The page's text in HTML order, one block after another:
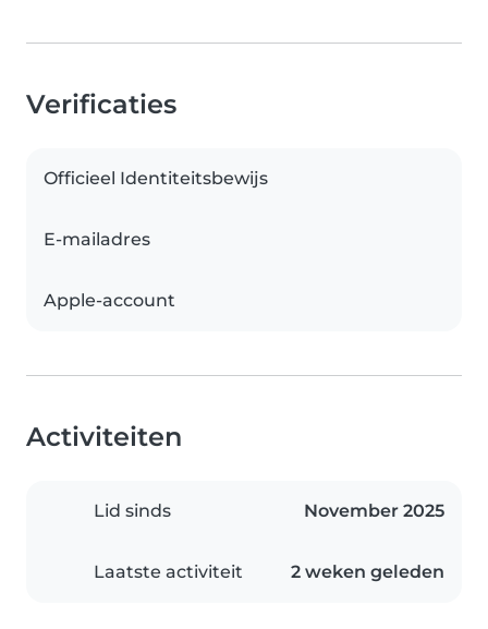
Verificaties
Officieel Identiteitsbewijs
E-mailadres
Apple-account
Activiteiten
Lid sinds November 2025
Laatste activiteit 2 weken geleden